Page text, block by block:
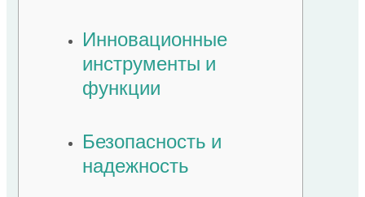
Инновационные
инструменты и
функции
Безопасность и
надежность